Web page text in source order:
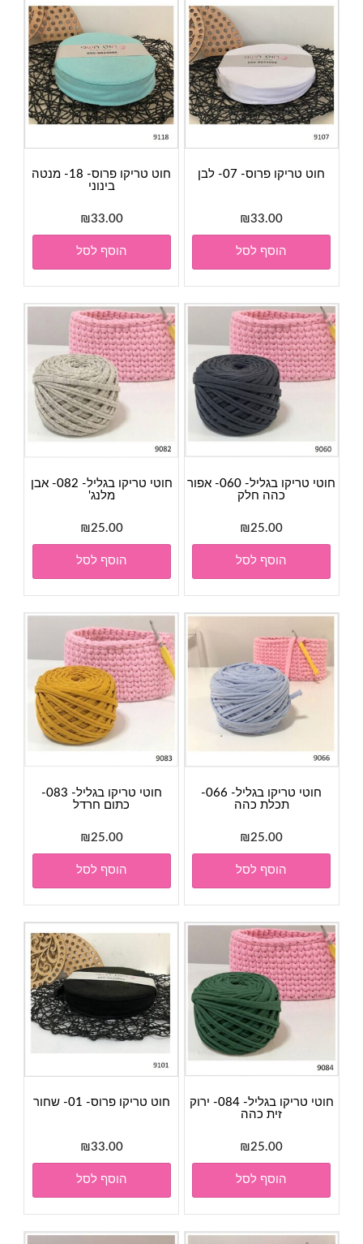
חוט טריקו פרוס- 07- לבן
₪33.00
הוסף לסל
חוט טריקו פרוס- 18- מנטה
בינוני
₪33.00
הוסף לסל
חוטי טריקו בגליל- 060- אפור
כהה חלק
₪25.00
הוסף לסל
חוטי טריקו בגליל- 082- אבן
מלנג'
₪25.00
הוסף לסל
חוטי טריקו בגליל- 066-
תכלת כהה
₪25.00
הוסף לסל
חוטי טריקו בגליל- 083-
כתום חרדל
₪25.00
הוסף לסל
חוטי טריקו בגליל- 084- ירוק
זית כהה
₪25.00
הוסף לסל
חוט טריקו פרוס- 01- שחור
₪33.00
הוסף לסל